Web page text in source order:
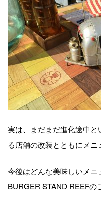
実は、まだまだ進化途中
る店舗の改装とともにメニ
今後はどんな美味しいメニ
BURGER STAND REEFの